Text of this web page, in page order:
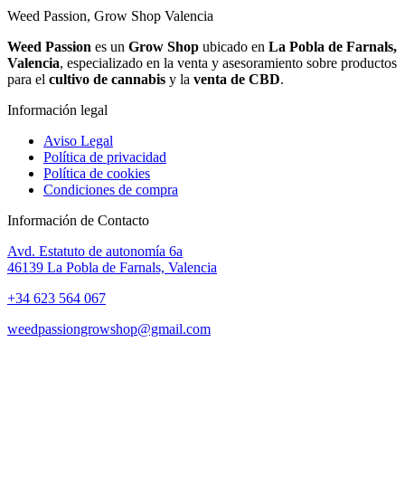
Weed Passion, Grow Shop Valencia
Weed Passion es un Grow Shop ubicado en La Pobla de Farnals,
Valencia, especializado en la venta y asesoramiento sobre productos
para el cultivo de cannabis y la venta de CBD.
Información legal
Aviso Legal
Política de privacidad
Política de cookies
Condiciones de compra
Información de Contacto
Avd. Estatuto de autonomía 6a
46139 La Pobla de Farnals, Valencia
+34 623 564 067
weedpassiongrowshop@gmail.com